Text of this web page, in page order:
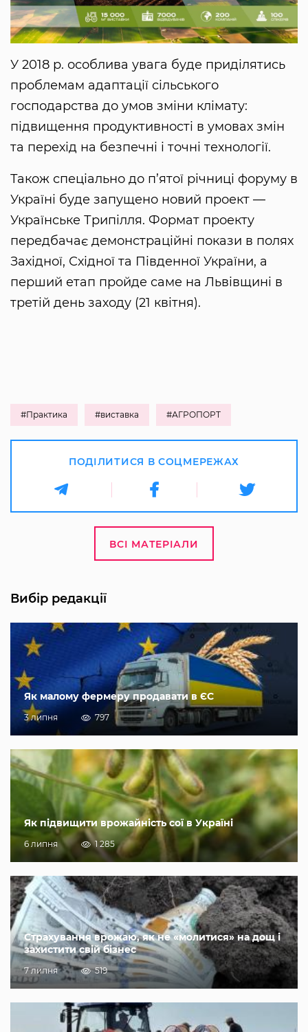
У 2018 р. особлива увага буде приділятись
проблемам адаптації сільського
господарства до умов зміни клімату:
підвищення продуктивності в умовах змін
та перехід на безпечні і точні технології.
Також спеціально до п’ятої річниці форуму в
Україні буде запущено новий проект —
Українське Трипілля. Формат проекту
передбачає демонстраційні покази в полях
Західної, Східної та Південної України, а
перший етап пройде саме на Львівщині в
третій день заходу (21 квітня).
#Практика #виставка #АГРОПОРТ
ПОДІЛИТИСЯ В СОЦМЕРЕЖАХ
ВСІ МАТЕРІАЛИ
Вибір редакції
Як малому фермеру продавати в ЄС
3 липня 797
Як підвищити врожайність сої в Україні
6 липня 1 285
Страхування врожаю, як не «молитися» на дощ і
захистити свій бізнес
7 липня 519